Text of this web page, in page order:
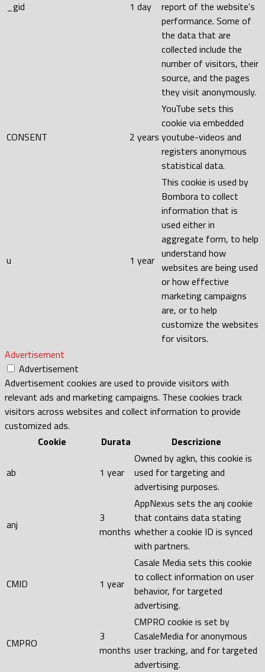
_gid 1 day
report of the website's
performance. Some of
the data that are
collected include the
number of visitors, their
source, and the pages
they visit anonymously.
CONSENT 2 years
YouTube sets this
cookie via embedded
youtube-videos and
registers anonymous
statistical data.
u 1 year
This cookie is used by
Bombora to collect
information that is
used either in
aggregate form, to help
understand how
websites are being used
or how effective
marketing campaigns
are, or to help
customize the websites
for visitors.
Advertisement
Advertisement
Advertisement cookies are used to provide visitors with
relevant ads and marketing campaigns. These cookies track
visitors across websites and collect information to provide
customized ads.
Cookie
Durata Descrizione
ab 1 year
Owned by agkn, this cookie is
used for targeting and
advertising purposes.
anj
3
months
AppNexus sets the anj cookie
that contains data stating
whether a cookie ID is synced
with partners.
CMID 1 year
Casale Media sets this cookie
to collect information on user
behavior, for targeted
advertising.
CMPRO
3
months
CMPRO cookie is set by
CasaleMedia for anonymous
user tracking, and for targeted
advertising.